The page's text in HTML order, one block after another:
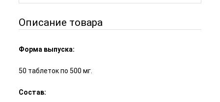
Описание товара
Форма выпуска:
50 таблеток по 500 мг.
Состав: